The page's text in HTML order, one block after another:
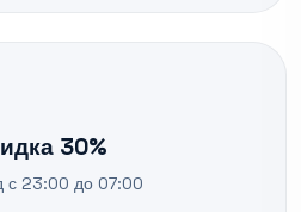
30%
с 23:00 до 07:00